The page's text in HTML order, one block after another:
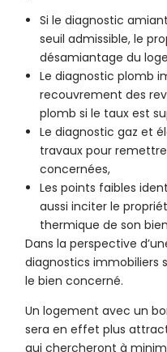
Si le diagnostic
seuil admissible, le
désamiantage du
Le diagnostic plomb
recouvrement des
plomb si le taux est
Le diagnostic gaz et
travaux pour
concernées,
Les points faibles
aussi inciter le
thermique de son
Dans la perspective
diagnostics immobiliers
le bien concerné.
Un logement avec un
sera en effet plus
qui chercheront à